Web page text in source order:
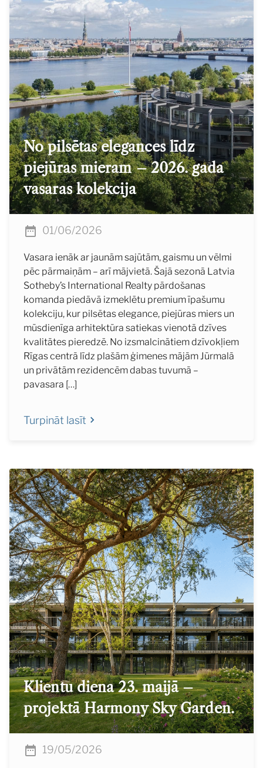
No pilsētas elegances līdz
piejūras mieram – 2026. gada
vasaras kolekcija
01/06/2026
Vasara ienāk ar jaunām sajūtām, gaismu un vēlmi
pēc pārmaiņām – arī mājvietā. Šajā sezonā Latvia
Sotheby’s International Realty pārdošanas
komanda piedāvā izmeklētu premium īpašumu
kolekciju, kur pilsētas elegance, piejūras miers un
mūsdienīga arhitektūra satiekas vienotā dzīves
kvalitātes pieredzē. No izsmalcinātiem dzīvokļiem
Rīgas centrā līdz plašām ģimenes mājām Jūrmalā
un privātām rezidencēm dabas tuvumā –
pavasara […]
Turpināt lasīt
Klientu diena 23. maijā –
projektā Harmony Sky Garden.
19/05/2026